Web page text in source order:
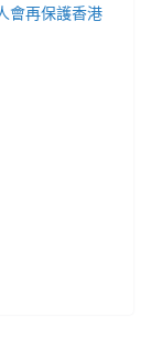
會再保護香港